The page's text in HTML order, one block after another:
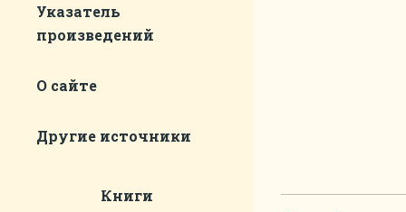
Указатель
произведений
О сайте
Другие источники
Книги